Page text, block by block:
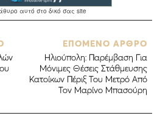
ΕΠΟΜΕΝΟ ΑΡΘΡΟ
Ηλιούπολη: Παρέμβαση Για
Μόνιμες Θέσεις Στάθμευσης
Κατοίκων Πέριξ Του Μετρό Από
Τον Μαρίνο Μπασούρη